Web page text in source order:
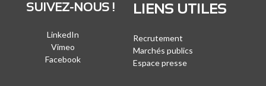
SUIVEZ-NOUS !
LinkedIn
Vimeo
Facebook
LIENS UTILES
Recrutement
Marchés publics
Espace presse